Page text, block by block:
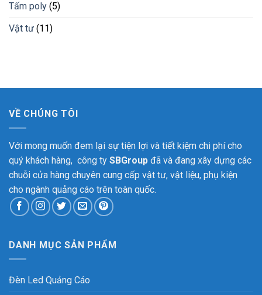
Tấm poly (5)
Vật tư (11)
VỀ CHÚNG TÔI
Với mong muốn đem lại sự tiện lợi và tiết kiệm chi phí cho
quý khách hàng, công ty SBGroup đã và đang xây dựng các
chuỗi cửa hàng chuyên cung cấp vật tư, vật liệu, phụ kiện
cho ngành quảng cáo trên toàn quốc.
DANH MỤC SẢN PHẨM
Đèn Led Quảng Cáo